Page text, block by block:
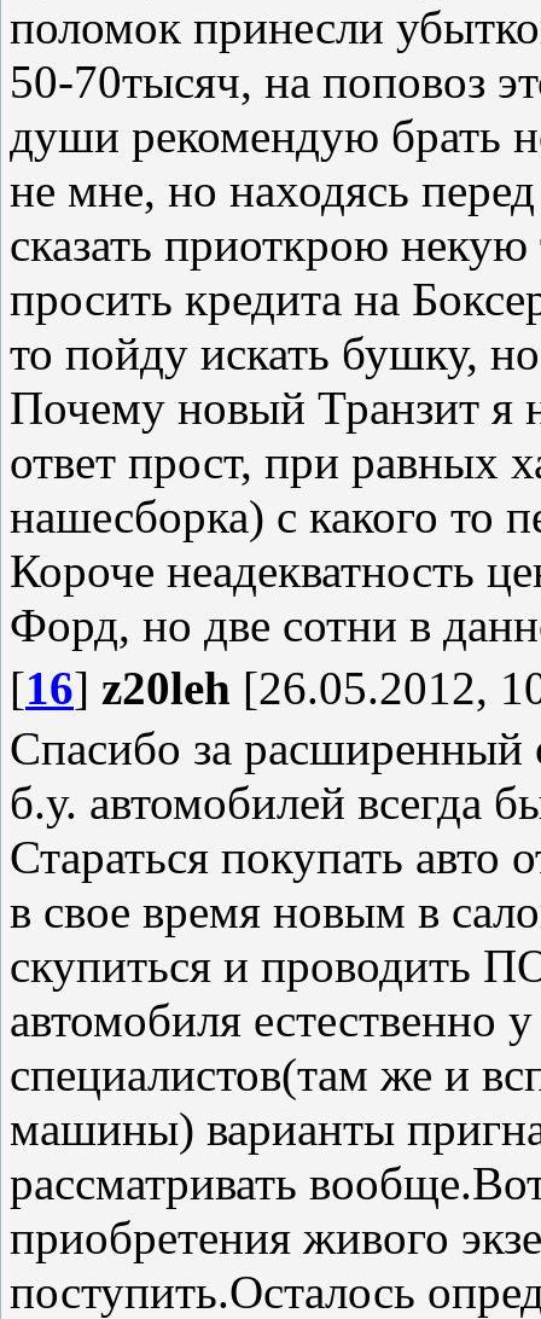
поломок принесли
50-70тысяч, на поповоз
души рекомендую брать
не мне, но находясь
сказать приоткрою
просить кредита на
то пойду искать бушку,
Почему новый Транзит я
ответ прост, при равных
нашесборка) с какого то
Короче неадекватность
Форд, но две сотни в
[16] z20leh [26.05.2012,
Спасибо за расширенный
б.у. автомобилей всегда
Стараться покупать авто
в свое время новым в
скупиться и проводить
автомобиля естественно
специалистов(там же и
машины) варианты
рассматривать
приобретения живого
поступить.Осталось